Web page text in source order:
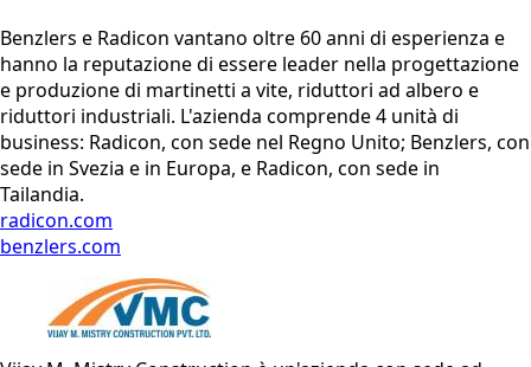
Benzlers e Radicon vantano oltre 60 anni di esperienza e
hanno la reputazione di essere leader nella progettazione
e produzione di martinetti a vite, riduttori ad albero e
riduttori industriali. L'azienda comprende 4 unità di
business: Radicon, con sede nel Regno Unito; Benzlers, con
sede in Svezia e in Europa, e Radicon, con sede in
Tailandia.
radicon.com
benzlers.com